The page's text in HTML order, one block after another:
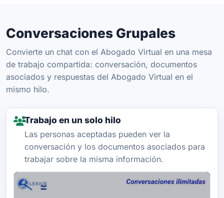
Conversaciones Grupales
Convierte un chat con el Abogado Virtual en una mesa
de trabajo compartida: conversación, documentos
asociados y respuestas del Abogado Virtual en el
mismo hilo.
Trabajo en un solo hilo
Las personas aceptadas pueden ver la
conversación y los documentos asociados para
trabajar sobre la misma información.